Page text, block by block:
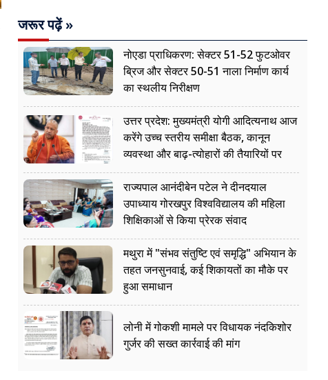
जरूर पढ़ें »
नोएडा प्राधिकरण: सेक्टर 51-52 फुटओवर
ब्रिज और सेक्टर 50-51 नाला निर्माण कार्य
का स्थलीय निरीक्षण
उत्तर प्रदेश: मुख्यमंत्री योगी आदित्यनाथ आज
करेंगे उच्च स्तरीय समीक्षा बैठक, कानून
व्यवस्था और बाढ़-त्योहारों की तैयारियों पर
नजर
राज्यपाल आनंदीबेन पटेल ने दीनदयाल
उपाध्याय गोरखपुर विश्वविद्यालय की महिला
शिक्षिकाओं से किया प्रेरक संवाद
मथुरा में "संभव संतुष्टि एवं समृद्धि" अभियान के
तहत जनसुनवाई, कई शिकायतों का मौके पर
हुआ समाधान
लोनी में गोकशी मामले पर विधायक नंदकिशोर
गुर्जर की सख्त कार्रवाई की मांग